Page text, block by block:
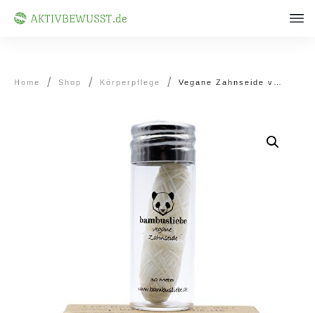
Home / Shop / Körperpflege /